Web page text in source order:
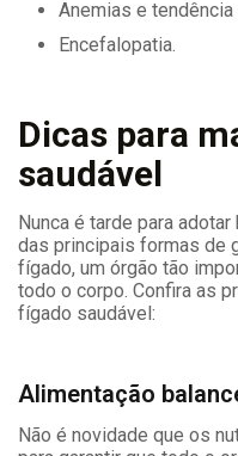
Anemias e tendência
Encefalopatia.
Dicas para
saudável
Nunca é tarde para
das principais formas de
fígado, um órgão tão
todo o corpo. Confira as
fígado saudável:
Alimentação
Não é novidade que os